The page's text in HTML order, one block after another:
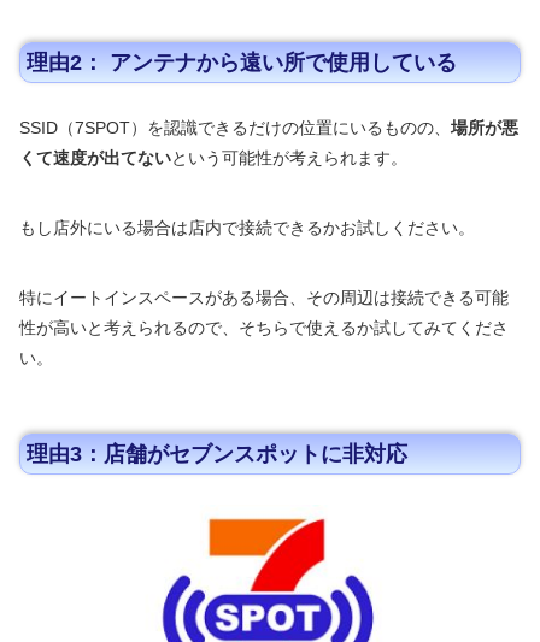
理由2： アンテナから遠い所で使用している
SSID（7SPOT）を認識できるだけの位置にいるものの、 場所が悪
くて速度が出てないという可能性が考えられます。
もし店外にいる場合は店内で接続できるかお試しください。
特にイートインスペースがある場合、その周辺は接続できる可能
性が高いと考えられるので、そちらで使えるか試してみてくださ
い。
理由3：店舗がセブンスポットに非対応